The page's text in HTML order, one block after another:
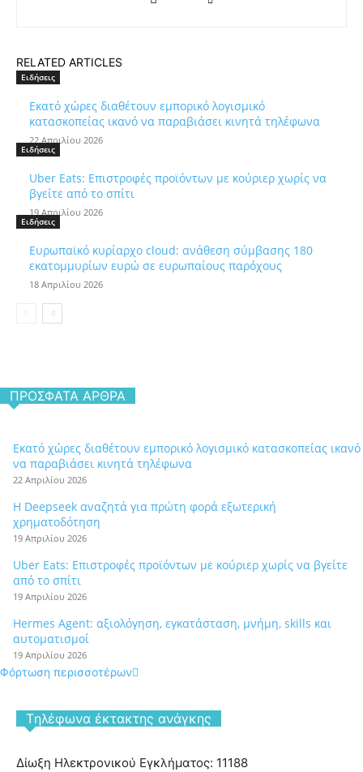
RELATED ARTICLES
Ειδήσεις
Εκατό χώρες διαθέτουν εμπορικό λογισμικό
κατασκοπείας ικανό να παραβιάσει κινητά τηλέφωνα
22 Απριλίου 2026
Ειδήσεις
Uber Eats: Επιστροφές προϊόντων με κούριερ χωρίς να
βγείτε από το σπίτι
19 Απριλίου 2026
Ειδήσεις
Ευρωπαϊκό κυρίαρχο cloud: ανάθεση σύμβασης 180
εκατομμυρίων ευρώ σε ευρωπαίους παρόχους
18 Απριλίου 2026
ΠΡΌΣΦΑΤΑ ΆΡΘΡΑ
Εκατό χώρες διαθέτουν εμπορικό λογισμικό κατασκοπείας ικανό
να παραβιάσει κινητά τηλέφωνα
22 Απριλίου 2026
Η Deepseek αναζητά για πρώτη φορά εξωτερική
χρηματοδότηση
19 Απριλίου 2026
Uber Eats: Επιστροφές προϊόντων με κούριερ χωρίς να βγείτε
από το σπίτι
19 Απριλίου 2026
Hermes Agent: αξιολόγηση, εγκατάσταση, μνήμη, skills και
αυτοματισμοί
19 Απριλίου 2026
Φόρτωση περισσοτέρων
Tηλέφωνα έκτακτης ανάγκης
Δίωξη Ηλεκτρονικού Εγκλήματος: 11188